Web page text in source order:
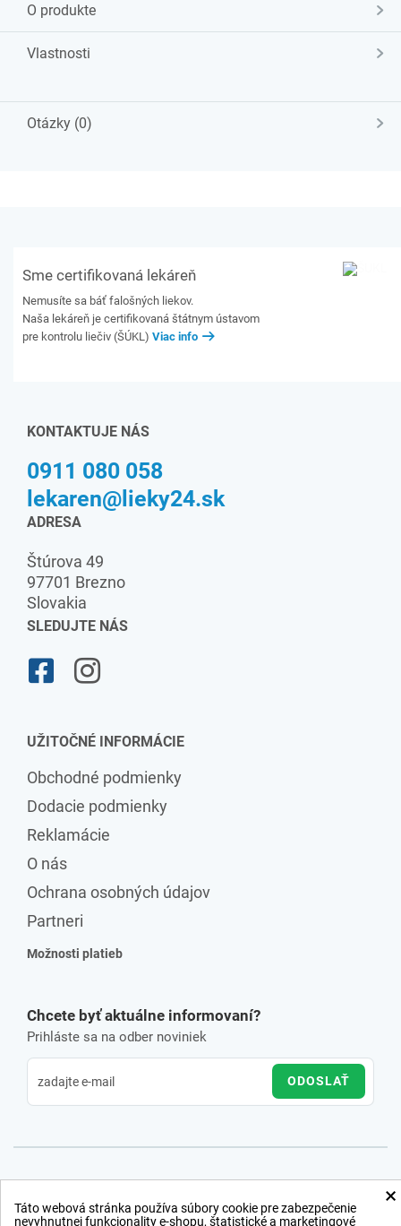
O produkte
Vlastnosti
Otázky (0)
Sme certifikovaná lekáreň
Nemusíte sa báť falošných liekov.
Naša lekáreň je certifikovaná štátnym ústavom
pre kontrolu liečiv (ŠÚKL) Viac info
KONTAKTUJE NÁS
0911 080 058
lekaren@lieky24.sk
ADRESA
Štúrova 49
97701 Brezno
Slovakia
SLEDUJTE NÁS
UŽITOČNÉ INFORMÁCIE
Obchodné podmienky
Dodacie podmienky
Reklamácie
O nás
Ochrana osobných údajov
Partneri
Možnosti platieb
Chcete byť aktuálne informovaní?
Prihláste sa na odber noviniek
ODOSLAŤ
×
Táto webová stránka používa súbory cookie pre zabezpečenie
nevyhnutnej funkcionality e-shopu, štatistické a marketingové